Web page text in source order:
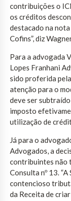
contribuições o
os créditos
destacado na nota
Cofins”, diz
Para a advogada
Lopes Franhani
sido proferida
atenção para o
deve ser
imposto
utilização de
Já para o
Advogados, a
contribuintes não
Consulta nº 13.
contencioso
da Receita de